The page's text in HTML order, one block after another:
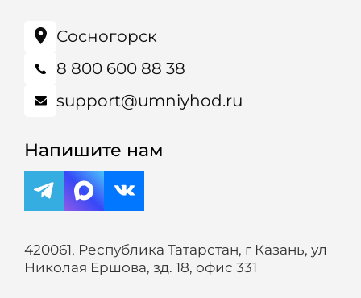
Сосногорск
8 800 600 88 38
support@umniyhod.ru
Напишите нам
420061, Республика Татарстан, г Казань, ул
Николая Ершова, зд. 18, офис 331